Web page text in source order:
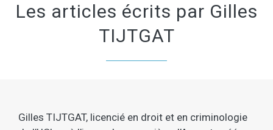
Les articles écrits par Gilles
TIJTGAT
Gilles TIJTGAT, licencié en droit et en criminologie